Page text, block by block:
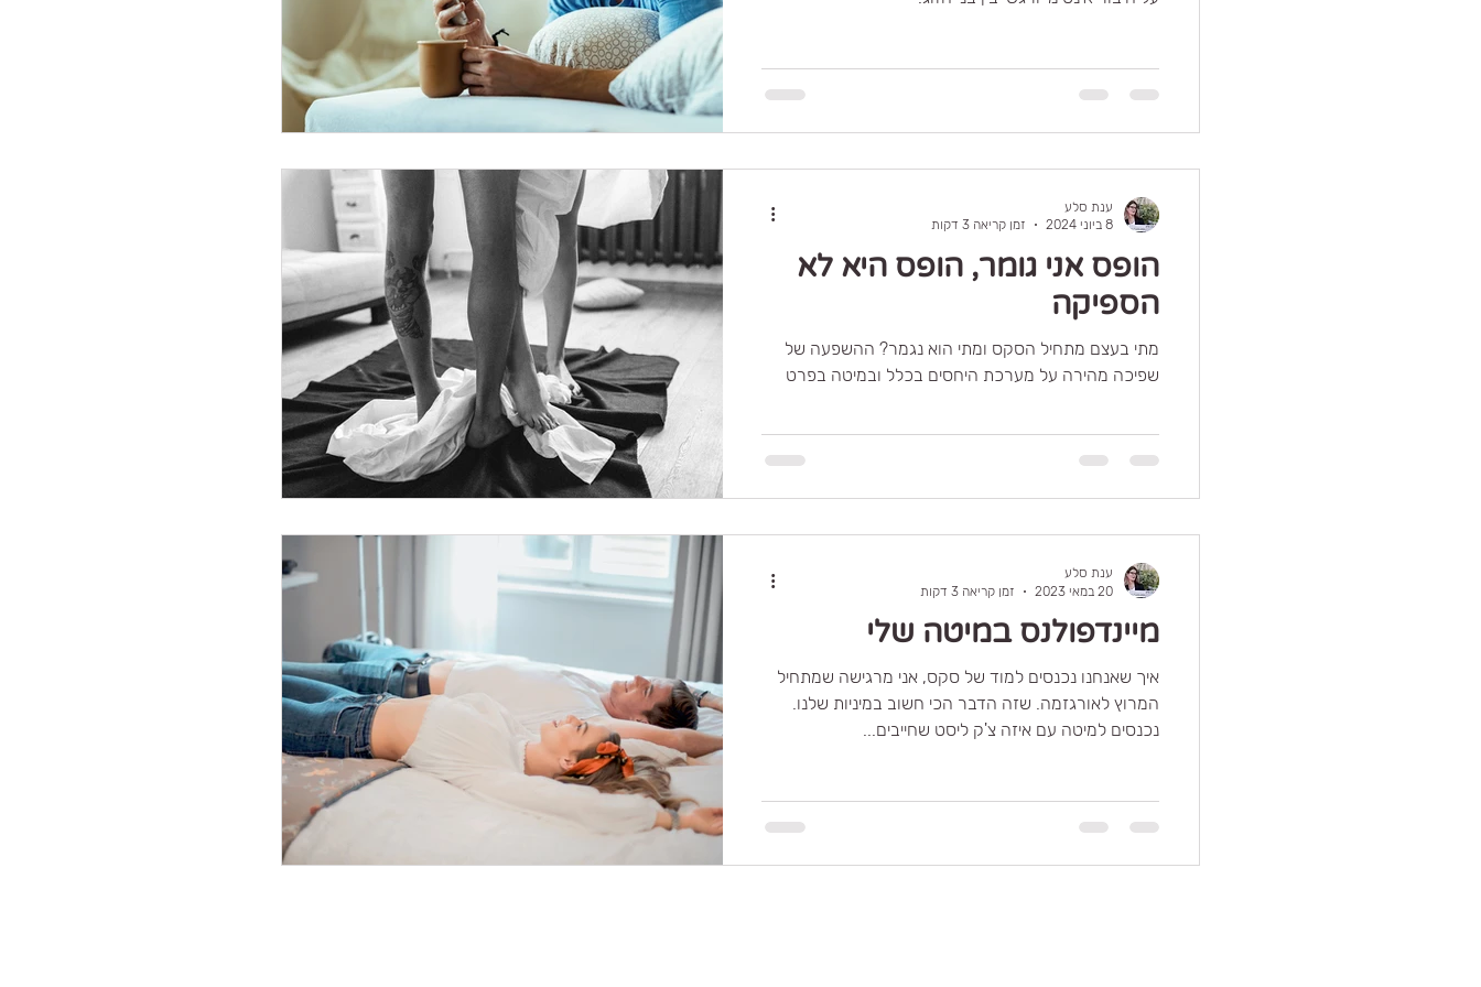
הופס אני גומר, הופס היא לא
הספיקה
מתי בעצם מתחיל הסקס ומתי הוא נגמר? ההשפעה של
שפיכה מהירה על מערכת היחסים בכלל ובמיטה בפרט
ענת סלע
8 ביוני 2024
זמן קריאה 3 דקות
מיינדפולנס במיטה שלי
איך שאנחנו נכנסים למוד של סקס, אני מרגישה שמתחיל
המרוץ לאורגזמה. שזה הדבר הכי חשוב במיניות שלנו.
נכנסים למיטה עם איזה צ'ק ליסט שחייבים...
ענת סלע
20 במאי 2023
זמן קריאה 3 דקות